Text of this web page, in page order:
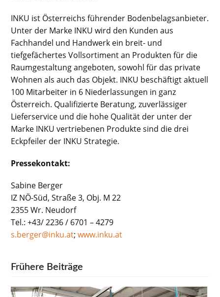
INKU ist Österreichs führender Bodenbelagsanbieter.
Unter der Marke INKU wird den Kunden aus
Fachhandel und Handwerk ein breit- und
tiefgefächertes Vollsortiment an Produkten für die
Raumgestaltung angeboten, sowohl für das private
Wohnen als auch das Objekt. INKU beschäftigt aktuell
100 Mitarbeiter in 6 Niederlassungen in ganz
Österreich. Qualifizierte Beratung, zuverlässiger
Lieferservice und die hohe Qualität der unter der
Marke INKU vertriebenen Produkte sind die drei
Eckpfeiler der INKU Strategie.
Pressekontakt:
Sabine Berger
IZ NÖ-Süd, Straße 3, Obj. M 22
2355 Wr. Neudorf
Tel.: +43/ 2236 / 6701 – 4279
s.berger@inku.at;www.inku.at
Frühere Beiträge